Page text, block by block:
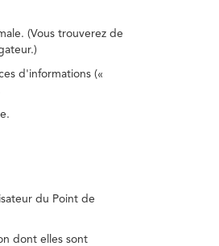
(Vous trouverez de
d'informations («
du Point de
dont elles sont